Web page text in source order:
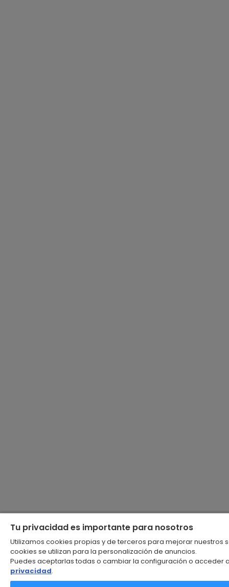
Tu privacidad es importante para nosotros
Utilizamos cookies propias y de terceros para mejorar nuestros
cookies se utilizan para la personalización de anuncios.
Puedes aceptarlas todas o cambiar la configuración o acceder
privacidad.